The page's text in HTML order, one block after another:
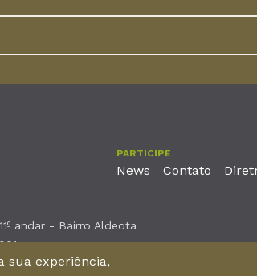
PARTICIPE
News Contato
andar - Bairro Aldeota
sua experiência,